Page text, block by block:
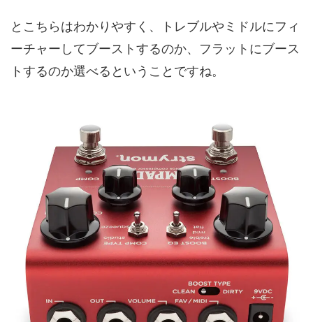
とこちらはわかりやすく、トレブルやミドルにフィ
ーチャーしてブーストするのか、フラットにブース
トするのか選べるということですね。